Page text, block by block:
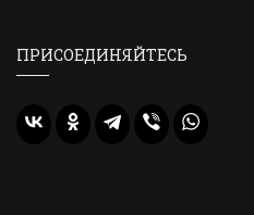
ПРИСОЕДИНЯЙТЕСЬ